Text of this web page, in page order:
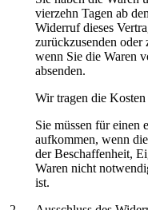
vierzehn Tagen ab
Widerruf dieses
zurückzusenden oder
wenn Sie die Waren
absenden.
Wir tragen die
Sie müssen für einen
aufkommen, wenn
der Beschaffenheit,
Waren nicht
ist.